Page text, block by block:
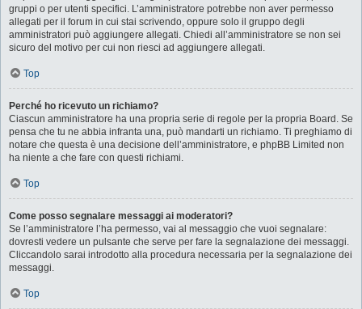
gruppi o per utenti specifici. L’amministratore potrebbe non aver permesso
allegati per il forum in cui stai scrivendo, oppure solo il gruppo degli
amministratori può aggiungere allegati. Chiedi all’amministratore se non sei
sicuro del motivo per cui non riesci ad aggiungere allegati.
Top
Perché ho ricevuto un richiamo?
Ciascun amministratore ha una propria serie di regole per la propria Board. Se
pensa che tu ne abbia infranta una, può mandarti un richiamo. Ti preghiamo di
notare che questa è una decisione dell’amministratore, e phpBB Limited non
ha niente a che fare con questi richiami.
Top
Come posso segnalare messaggi ai moderatori?
Se l’amministratore l’ha permesso, vai al messaggio che vuoi segnalare:
dovresti vedere un pulsante che serve per fare la segnalazione dei messaggi.
Cliccandolo sarai introdotto alla procedura necessaria per la segnalazione dei
messaggi.
Top